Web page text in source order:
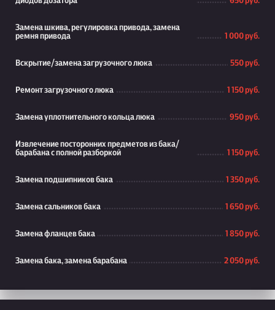
Замена шкива, регулировка привода, замена
ремня привода
1 000 руб.
Вскрытие/замена загрузочного люка 550 руб.
Ремонт загрузочного люка 1 150 руб.
Замена уплотнительного кольца люка 950 руб.
Извлечение посторонних предметов из бака/
барабана с полной разборкой
1 150 руб.
Замена подшипников бака 1 350 руб.
Замена сальников бака 1 650 руб.
Замена фланцев бака 1 850 руб.
Замена бака, замена барабана 2 050 руб.